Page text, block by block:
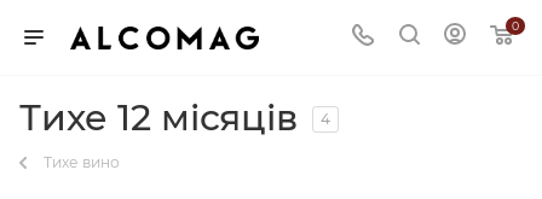
0
Тихе 12 місяців 4
Тихе вино